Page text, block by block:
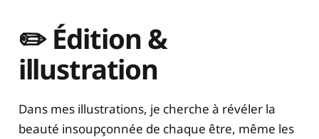
✏️ Édition &
illustration
Dans mes illustrations, je cherche à révéler la
beauté insoupçonnée de chaque être, même les